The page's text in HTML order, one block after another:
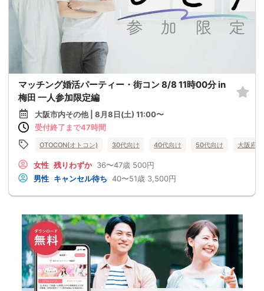
マッチング婚活パーティー・街コン 8/8 11時00分 in
梅田 一人参加限定編
大阪市内その他 | 8月8日(土) 11:00〜
受付終了まで47時間
OTOCON(オトコン) 30代向け 40代向け 50代向け 大阪府
女性 残りわずか 36〜47歳 500円
男性 キャンセル待ち 40〜51歳 3,500円